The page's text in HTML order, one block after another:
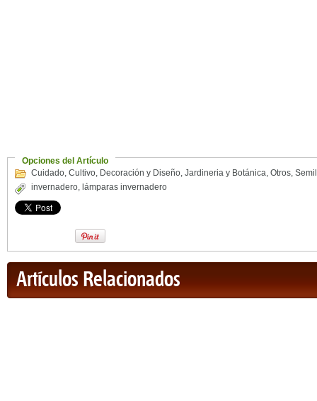
Opciones del Artículo
Cuidado, Cultivo, Decoración y Diseño, Jardineria y Botánica, Otros,
invernadero, lámparas invernadero
Artículos Relacionados